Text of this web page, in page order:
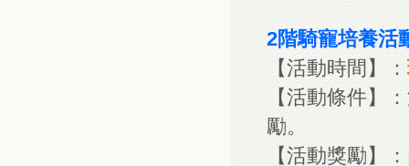
2階騎寵培養活
【活動時間】：
【活動條件】
勵。
【活動獎勵】